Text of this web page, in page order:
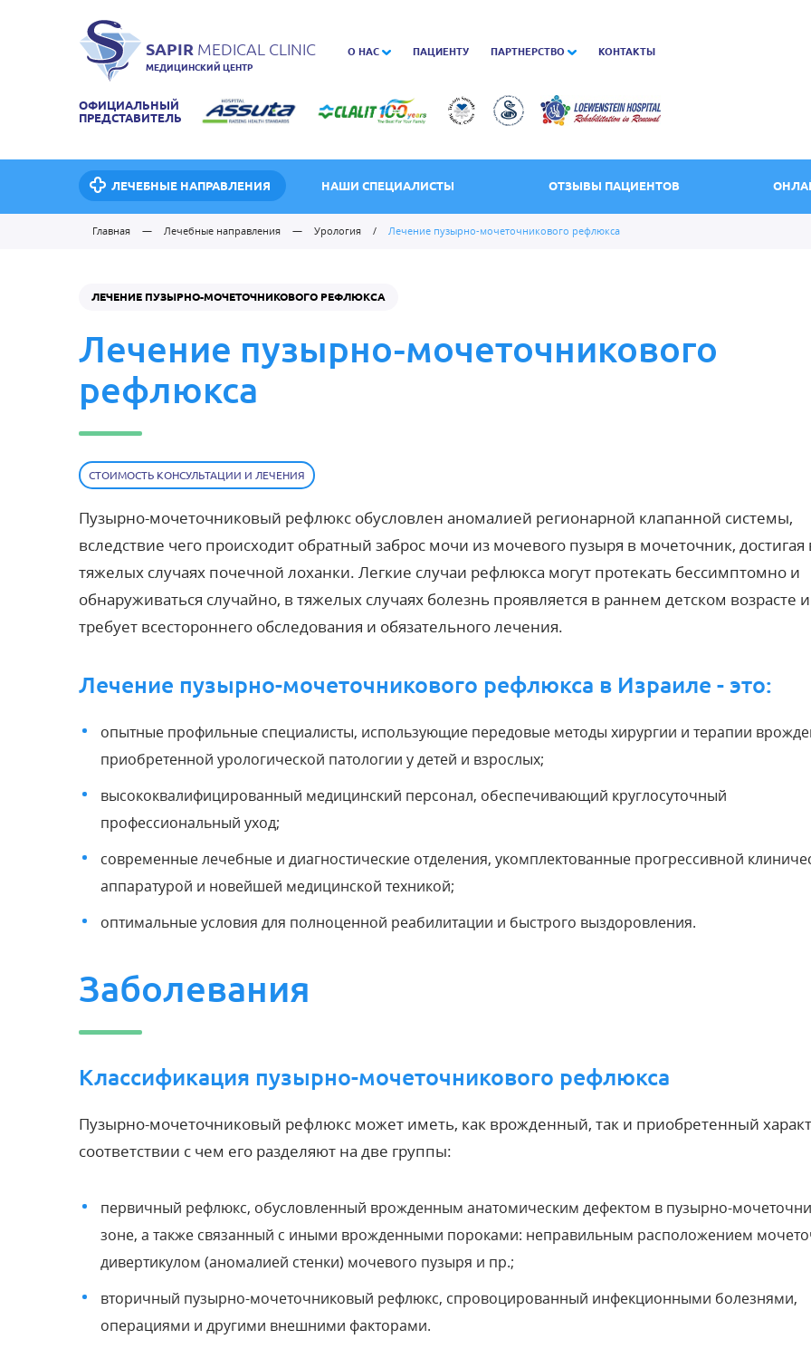
SAPIR MEDICAL CLINIC
МЕДИЦИНСКИЙ ЦЕНТР
О НАС ПАЦИЕНТУ ПАРТНЕРСТВО КОНТАКТЫ
ОФИЦИАЛЬНЫЙ
ПРЕДСТАВИТЕЛЬ
ЛЕЧЕБНЫЕ НАПРАВЛЕНИЯ НАШИ СПЕЦИАЛИСТЫ ОТЗЫВЫ ПАЦИЕНТОВ
Главная — Лечебные направления — Урология / Лечение пузырно-мочеточникового рефлюкса
ЛЕЧЕНИЕ ПУЗЫРНО-МОЧЕТОЧНИКОВОГО РЕФЛЮКСА
Лечение пузырно-мочеточникового
рефлюкса
СТОИМОСТЬ КОНСУЛЬТАЦИИ И ЛЕЧЕНИЯ
Пузырно-мочеточниковый рефлюкс обусловлен аномалией регионарной клапанной системы,
вследствие чего происходит обратный заброс мочи из мочевого пузыря в мочеточник, достигая
тяжелых случаях почечной лоханки. Легкие случаи рефлюкса могут протекать бессимптомно и
обнаруживаться случайно, в тяжелых случаях болезнь проявляется в раннем детском возрасте и
требует всестороннего обследования и обязательного лечения.
Лечение пузырно-мочеточникового рефлюкса в Израиле - это:
опытные профильные специалисты, использующие передовые методы хирургии и терапии
приобретенной урологической патологии у детей и взрослых;
высококвалифицированный медицинский персонал, обеспечивающий круглосуточный
профессиональный уход;
современные лечебные и диагностические отделения, укомплектованные прогрессивной
аппаратурой и новейшей медицинской техникой;
оптимальные условия для полноценной реабилитации и быстрого выздоровления.
Заболевания
Классификация пузырно-мочеточникового рефлюкса
Пузырно-мочеточниковый рефлюкс может иметь, как врожденный, так и приобретенный
соответствии с чем его разделяют на две группы:
первичный рефлюкс, обусловленный врожденным анатомическим дефектом в пузырно-
зоне, а также связанный с иными врожденными пороками: неправильным расположением
дивертикулом (аномалией стенки) мочевого пузыря и пр.;
вторичный пузырно-мочеточниковый рефлюкс, спровоцированный инфекционными болезнями,
операциями и другими внешними факторами.